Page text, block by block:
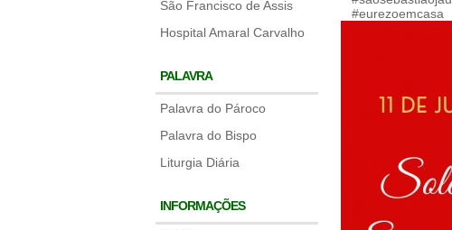
São Francisco de Assis
Hospital Amaral Carvalho
PALAVRA
Palavra do Pároco
Palavra do Bispo
Liturgia Diária
INFORMAÇÕES
#eurezoemcasa